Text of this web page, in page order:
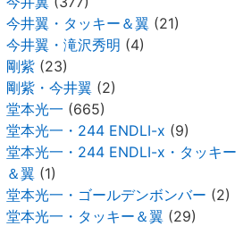
今井翼・タッキー＆翼 (21)
今井翼・滝沢秀明 (4)
剛紫 (23)
剛紫・今井翼 (2)
堂本光一 (665)
堂本光一・244 ENDLI-x (9)
堂本光一・244 ENDLI-x・タッキー
＆翼 (1)
堂本光一・ゴールデンボンバー (2)
堂本光一・タッキー＆翼 (29)